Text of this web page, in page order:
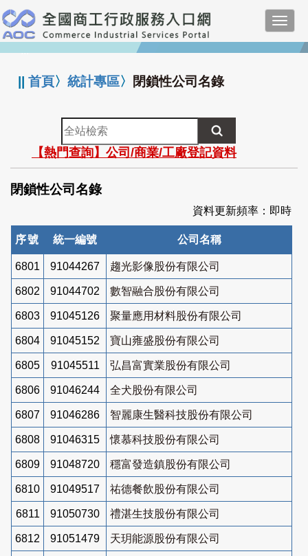
跳
到
主
要
:::
||首頁〉統計專區〉 閉鎖性公司名錄
全
站
檢
索
【熱門查詢】公司/商業/工廠登記資料
閉鎖性公司名錄
資料更新頻率：即時
序號 統一編號 公司名稱
6801 91044267 趨光影像股份有限公司
6802 91044702 數智融合股份有限公司
6803 91045126 聚量應用材料股份有限公司
6804 91045152 寶山雍盛股份有限公司
6805 91045511 弘昌富實業股份有限公司
6806 91046244 全犬股份有限公司
6807 91046286 智麗康生醫科技股份有限公司
6808 91046315 懷慕科技股份有限公司
6809 91048720 穩富發造鎮股份有限公司
6810 91049517 祐德餐飲股份有限公司
6811 91050730 禮湛生技股份有限公司
6812 91051479 天玥能源股份有限公司